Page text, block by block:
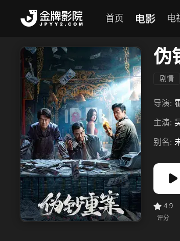
首页 电影 电
伪
剧情
导演:
主演:
别名:
4.9
评分